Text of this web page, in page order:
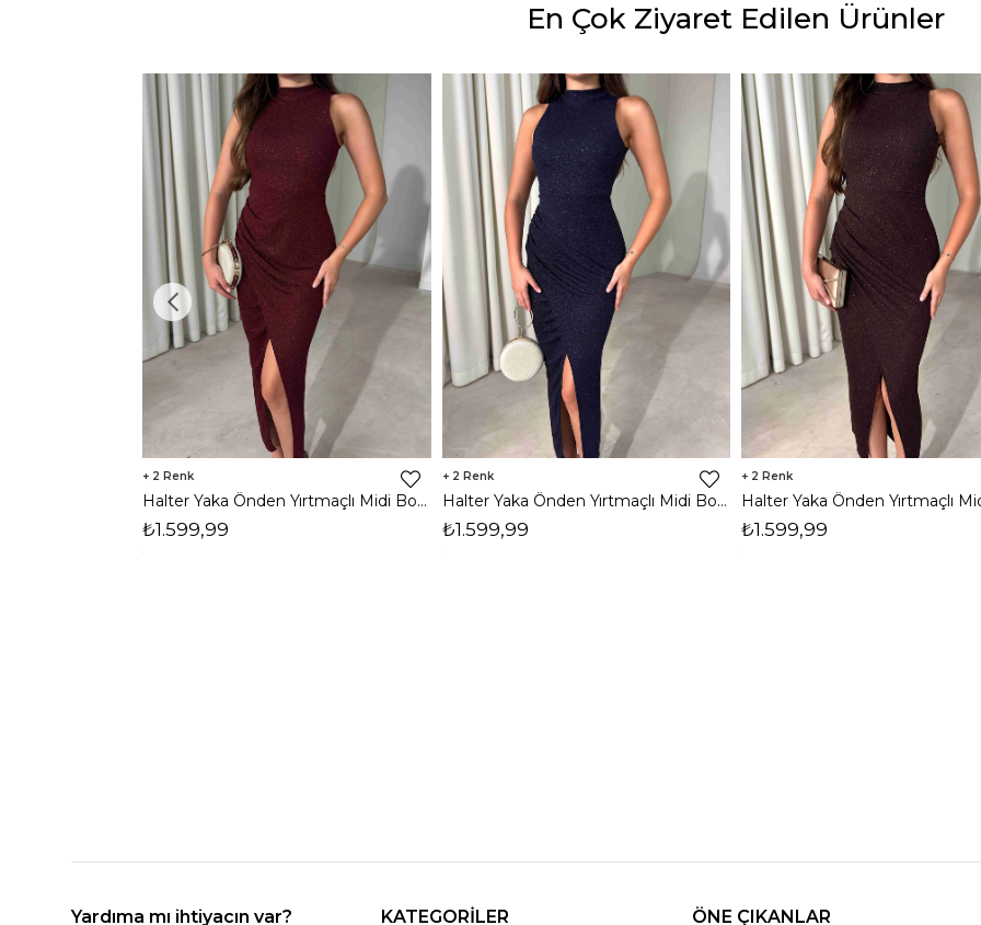
En Çok Ziyaret Edilen Ürünler
2
Halter Yaka Önden Yırtmaçlı Midi Boy Bordo Hasre Kadın Elbise 26Y502
₺1.599,99
2
Halter Yaka Önden Yırtmaçlı Midi Boy Lacivert Hasre Kadın Elbise 26Y502
₺1.599,99
2
₺1.599,99
Yardıma mı ihtiyacın var? KATEGORİLER ÖNE ÇIKANLAR